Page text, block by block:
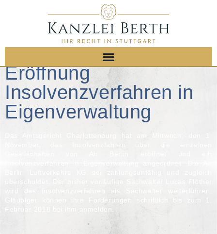
Eröffnung
Insolvenzverfahren in
Eigenverwaltung
Das Amtsgericht Charlottenburg hat am Mittwoch, den 1.
November, das Insolvenzfahren über die einzelnen
Berlin Luftverkehrs KG sei zahlungsunfähig und zugleich
überschuldet. Der bisher vorläufige Sachwalter Lucas Flöther
wird das Insolvenzverfahren als Sachwalter weiterführen.
Gläubiger können ihre Forderungen schriftlich bis zum 1.
Februar 2018 bei ihm anmelden.